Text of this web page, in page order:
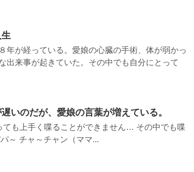
年が経っている。愛娘の心臓の手術、体が弱かっ
出来事が起きていた。その中でも自分にとって
いのだが、愛娘の言葉が増えている。
ても上手く喋ることができません… その中でも喋
～ チャ～チャン（ママ...